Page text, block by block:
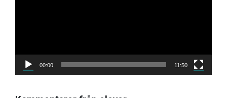
00:00 11:50